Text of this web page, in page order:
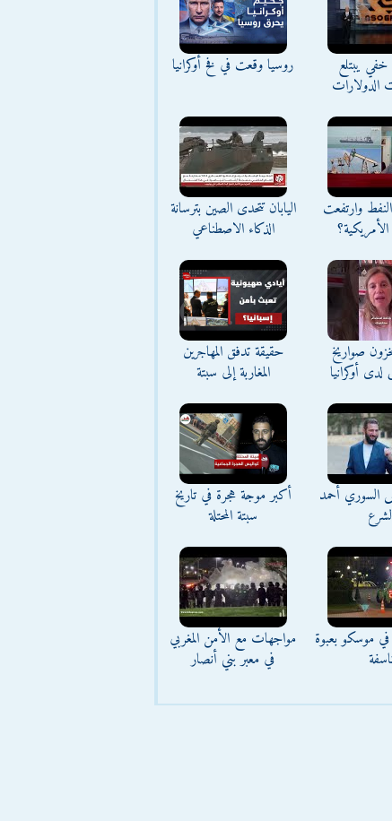
خفي يبتلع
الدولارات
روسيا وقعت في فخ أوكرانيا
وارتفعت
اليابان تتحدى الصين بترسانة
الذكاء الاصطناعي
صواريخ
أوكرانيا
حقيقة تدفق المهاجرين
المغاربة إلى سبتة
السوري أحمد
أكبر موجة هجرة في تاريخ
سبتة المحتلة
موسكو بعبوة
مواجهات مع الأمن المغربي
في معبر بني أنصار